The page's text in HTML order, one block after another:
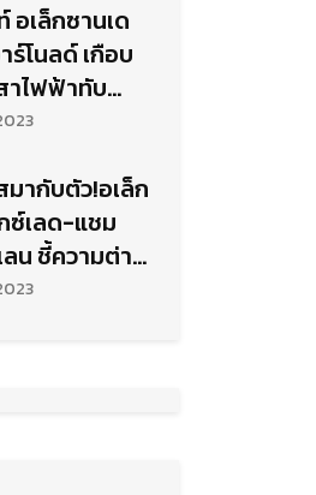
อเล็กซานเด
ร์โนลด์ เกือบ
าไฟฟ้าทับ
ถไปชนคันอื่น
ากับตัว!อเล็ก
ซ์เลด-แชม
ลน ชี้ความต่าง
อาร์เซน่อล-